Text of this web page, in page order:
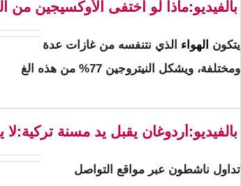
بالفيديو:ماذا لو اختفى الأوكسيجين من الهواء لـ5 ثوان فقط..
يتكون الهواء الذي نتنفسه من غازات عدة
ومختلفة، ويشكل النيتروجين 77% من هذه الغ
بالفيديو:أردوغان يقبل يد مسنة
تداول ناشطون عبر مواقع التواصل